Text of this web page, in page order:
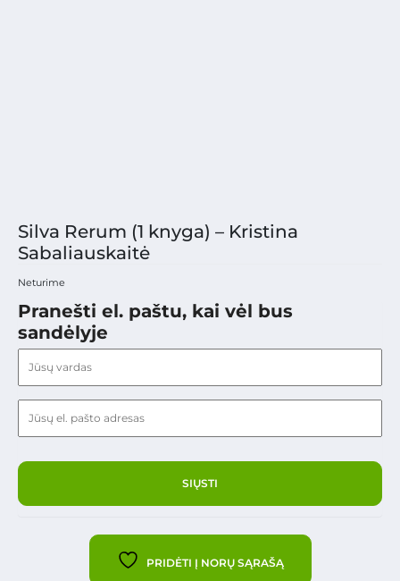
Silva Rerum (1 knyga) – Kristina
Sabaliauskaitė
Neturime
Pranešti el. paštu, kai vėl bus
sandėlyje
PRIDĖTI Į NORŲ SĄRAŠĄ